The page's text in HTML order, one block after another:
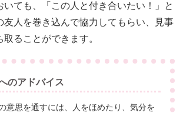
いても、「この人と付き合いたい！」と
友人を巻き込んで協力してもらい、見事
ることができます。
のアドバイス
意思を通すには、人をほめたり、気分を